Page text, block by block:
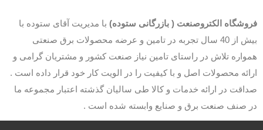
الکتروصنعت ( بازرگانی ستوده)با مدیریت آقای ستوده با
بیش از 40 سال تجربه در تامین و عرضه محصولات برق صنعتی
تلاش در راستای تامین نیاز صنعت کشور و مشتریان گرامی و
محصولات اصل و با کیفیت را در الویت کار خود قرار داده است .
در ارائه خدمات و کالا طی سالیان گذشته اعتبار مجموعه ما
صنف صنعت برق و صنایع وابسته شده است .